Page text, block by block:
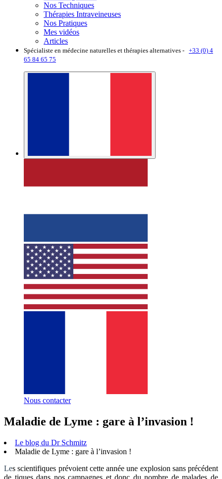
Nos Techniques
Thérapies Intraveineuses
Nos Pratiques
Mes vidéos
Articles
Spécialiste en médecine naturelles et thérapies alternatives - +33 (0) 4
65 84 65 75
Nous contacter
Maladie de Lyme : gare à l’invasion !
Le blog du Dr Schmitz
Maladie de Lyme : gare à l’invasion !
Les scientifiques prévoient cette année une explosion sans précédent
de tiques dans nos campagnes et donc du nombre de malades de